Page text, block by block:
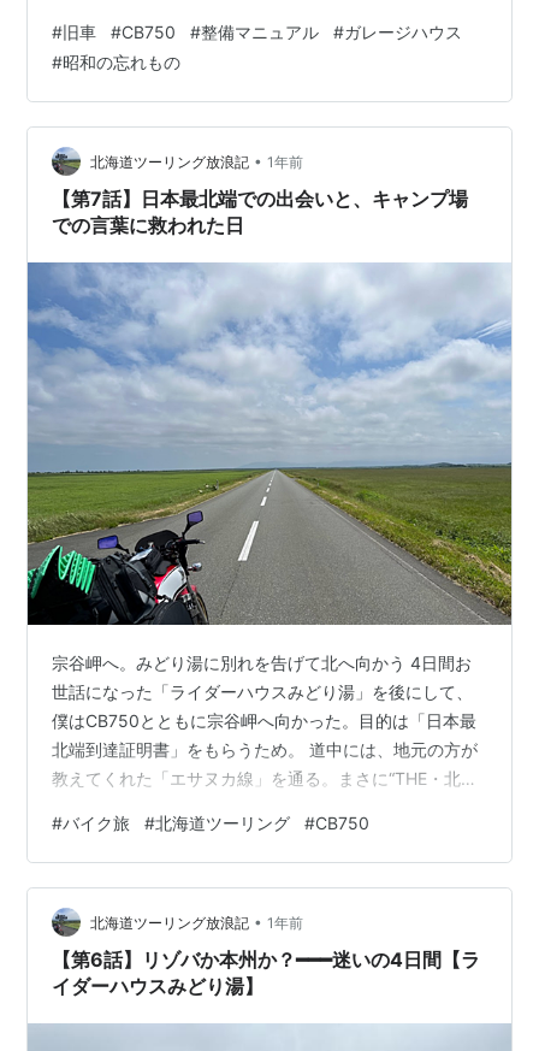
ージハウスというのは同好の士の憧れだ。何しろ格納ス
ペースや作業場というだけでなく、リビングやサロンと
して活用できるのだから。尤も、それを実現できるのは
ほんの一握りの人間でしかない。ある年齢になると、夢
の実現に必要なのは詰まるところ経済力だと思い知るの
だ。こう言ってしまうと身も蓋もない…
#旧車 #CB750 #整備マニュアル #ガレージハウス
#昭和の忘れもの
北海道ツーリング放浪記 • 1年前
【第7話】日本最北端での出会いと、キャンプ場
での言葉に救われた日
宗谷岬へ。みどり湯に別れを告げて北へ向かう 4日間お
世話になった「ライダーハウスみどり湯」を後にして、
僕はCB750とともに宗谷岬へ向かった。目的は「日本最
北端到達証明書」をもらうため。 道中には、地元の方が
教えてくれた「エサヌカ線」を通る。まさに“THE・北海
広がっていた。 ※エサヌカ線は本当に感動するから、北
海道ツーリングする人にはぜひ走ってほしい道！ エサヌ
カ線 見渡す限りの草原が続く 日本最北端・宗谷岬での出
会い 宗谷岬に着くと、観光案内所で証明書を受け取っ
た。そして岬の碑の前で記念撮影をしていると、同じく
バイクで旅している人に声をか…
#バイク旅 #北海道ツーリング #CB750
北海道ツーリング放浪記 • 1年前
【第6話】リゾバか本州か？━━━迷いの4日間【ラ
イダーハウスみどり湯】